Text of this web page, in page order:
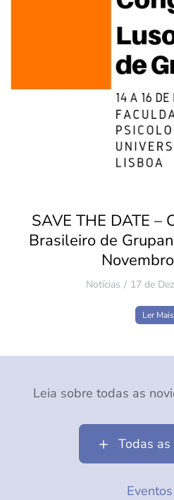
SAVE THE DATE –
Brasileiro de
Notícias 17 de
Ler Mais
Leia sobre todas as
Todas
Eventos